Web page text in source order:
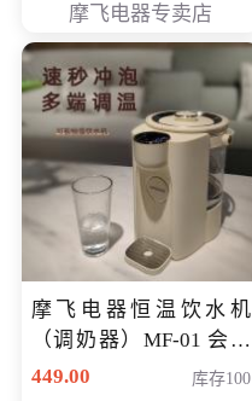
摩飞电器专卖店
摩飞电器恒温饮水机
（调奶器）MF-01 会员
专享价366元
449.00 库存100